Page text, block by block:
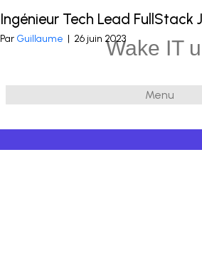
Wake IT
Menu
Ingénieur Tech Lead
Par Guillaume | 26 juin 2023
Publié dans
Powered by